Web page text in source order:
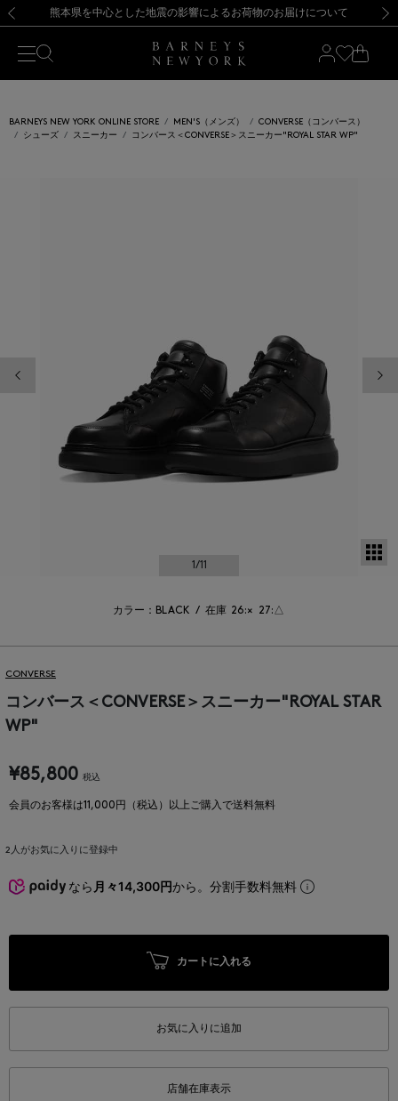
新規登録のお客様も対象！＜MY BARNEYS＞会員のお客様は11,000円（税込）以上のお買上げで常時送料無料！お買い物の際は会員登録を！
【夏季休業に伴う返品・交換承り一時停止のお知らせ】（2026.8.5）
熊本県を中心とした地震の影響によるお荷物のお届けについて
【開催中】SUMMER SALEのご案内・ご注意事項 新規登録のお客様も対象！＜MY BARNEYS＞会員のお客様は11,000円（税込）以上のお買上げで常時送料無料！お買い物の際は会員登録を！
【夏季休業に伴う返品・交換承り一時停止のお知らせ】（2026.8.5）
BARNEYS NEW YORK ONLINE STORE MEN'S（メンズ）
CONVERSE（コンバース）
シューズ
スニーカー コンバース＜CONVERSE＞スニーカー"ROYAL STAR WP"
1/11
カラー：BLACK / 在庫 26:× 27:△
CONVERSE
コンバース＜CONVERSE＞スニーカー"ROYAL STAR
WP"
¥85,800 税込
会員のお客様は11,000円（税込）以上ご購入で送料無料
2 人がお気に入りに登録中
なら 月々14,300円から。分割手数料無料
カートに入れる
お気に入りに追加
店舗在庫表示